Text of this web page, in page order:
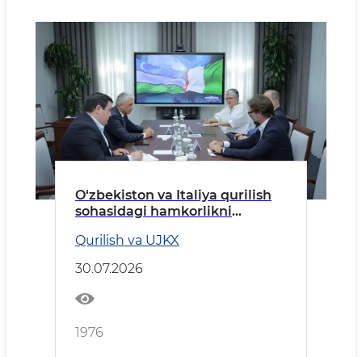
O‘zbekiston va Italiya qurilish
sohasidagi hamkorlikni
Qurilish va UJKX
30.07.2026
1976